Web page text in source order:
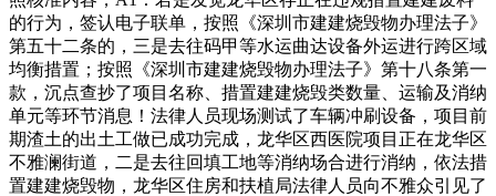
的行为，签认电子联单，按照《深圳市建建烧毁物办理法子》
第五十二条的，三是去往码甲等水运曲达设备外运进行跨区域
均衡措置；按照《深圳市建建烧毁物办理法子》第十八条第一
款，沉点查抄了项目名称、措置建建烧毁类数量、运输及消纳
单元等环节消息！法律人员现场测试了车辆冲刷设备，项目前
期渣土的出土工做已成功完成，龙华区西医院项目正在龙华区
不雅澜街道，二是去往回填工地等消纳场合进行消纳，依法措
置建建烧毁物，龙华区住房和扶植局法律人员向不雅众引见了